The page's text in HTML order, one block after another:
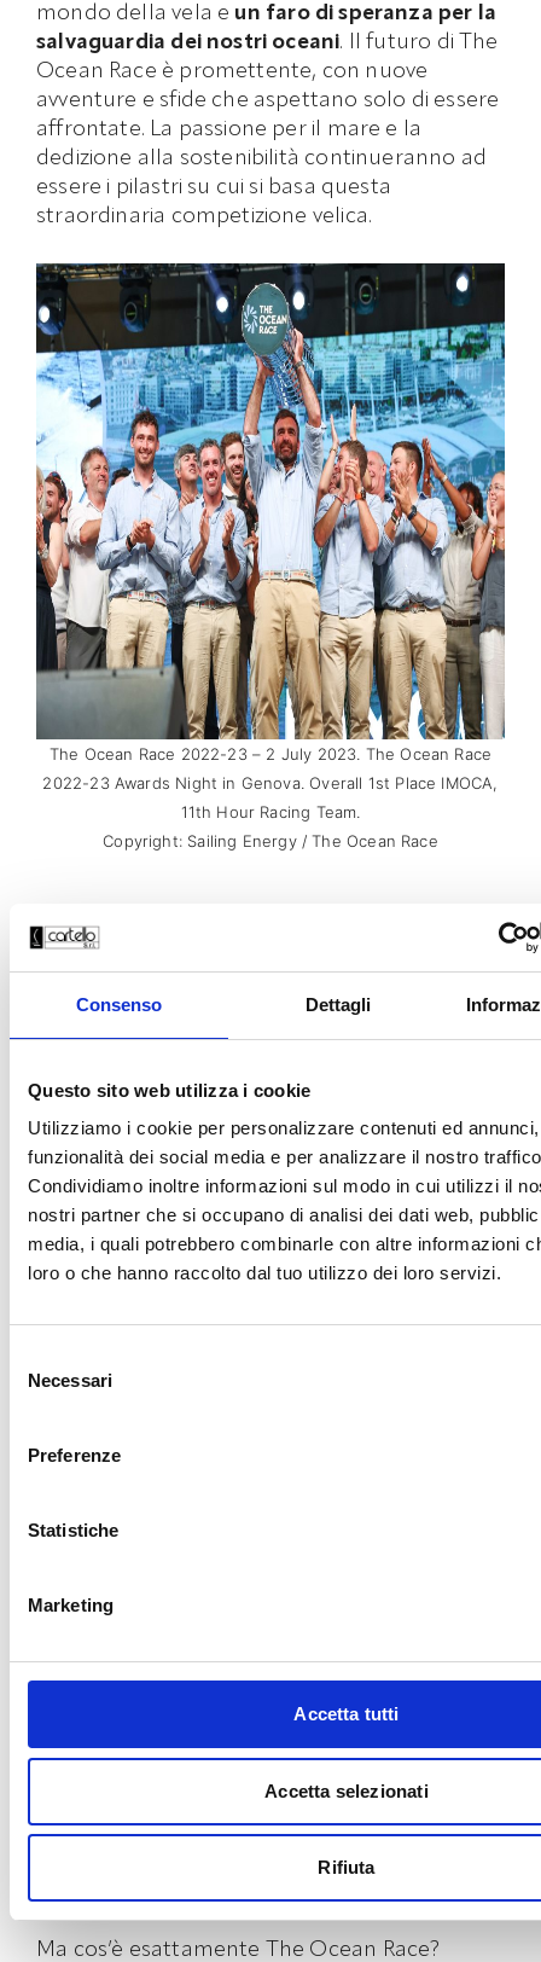
Consenso Dettagli
Questo sito web utilizza i cookie
Utilizziamo i cookie per personalizzare contenuti ed
funzionalità dei social media e per analizzare il nostro
Condividiamo inoltre informazioni sul modo in cui utilizzi il
nostri partner che si occupano di analisi dei dati web,
media, i quali potrebbero combinarle con altre informazioni
loro o che hanno raccolto dal tuo utilizzo dei loro servizi.
delNecessari
Preferenze
Statistiche
Marketing
Accetta tutti
Accetta selezionati
Rifiuta
mondo della vela e un faro di speranza per la
salvaguardia dei nostri oceani. Il futuro di The
Ocean Race è promettente, con nuove
avventure e sfide che aspettano solo di essere
affrontate. La passione per il mare e la
dedizione alla sostenibilità continueranno ad
essere i pilastri su cui si basa questa
straordinaria competizione velica.
The Ocean Race 2022-23 – 2 July 2023. The Ocean Race
2022-23 Awards Night in Genova. Overall 1st Place IMOCA,
11th Hour Racing Team.
Copyright: Sailing Energy / The Ocean Race
COS’È, QUANDO NASCE E
PERCHÉ NE PARLANO
TUTTI?
Febbraio 9, 2023 m.donati@addvert.it
Poco meno di un mese fa è iniziatol’evento
sportivo professionistico più lungo e più
America’s Cup, rappresenta
uno degli incontri più importanti e attesi del
mondo dello sport: il cosiddetto“
Ma cos’è esattamente The Ocean Race?